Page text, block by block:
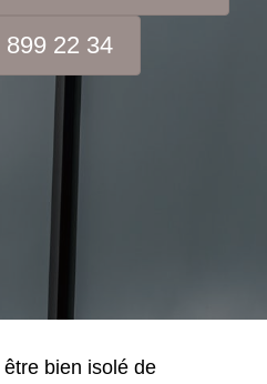
899 22 34
bien isolé de